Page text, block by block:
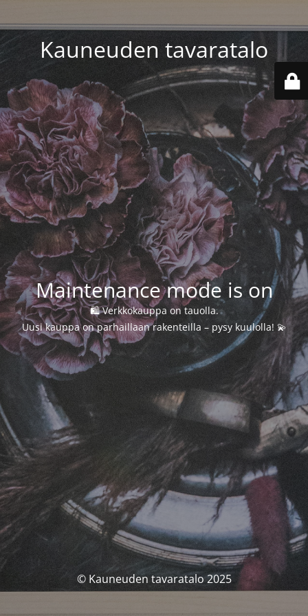
Kauneuden tavaratalo
Maintenance mode is on
🛍️ Verkkokauppa on tauolla.
Uusi kauppa on parhaillaan rakenteilla – pysy kuulolla! 💫
© Kauneuden tavaratalo 2025